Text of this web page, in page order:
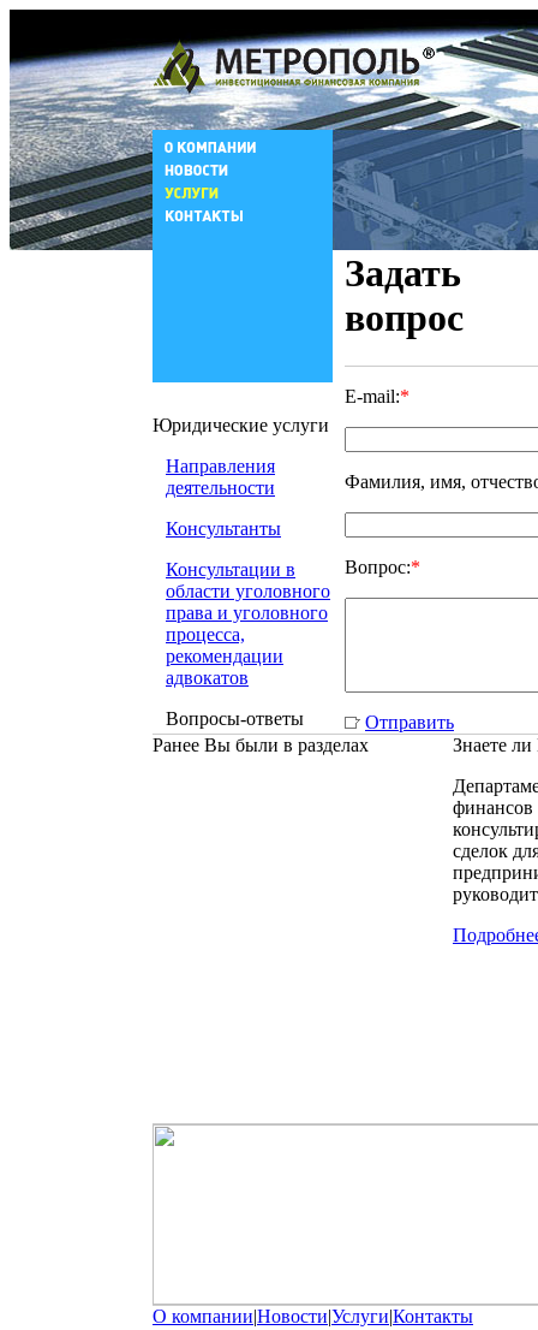
Юридические услуги
Направления
деятельности
Консультанты
Консультации в
области уголовного
права и уголовного
процесса,
рекомендации
адвокатов
Вопросы-ответы
Задать
вопрос
E-mail:*
Фамилия, имя,
Вопрос:*
Отправить
Ранее Вы были в разделах
Знаете
финансов
сделок
О компании|Новости|Услуги|Контакты